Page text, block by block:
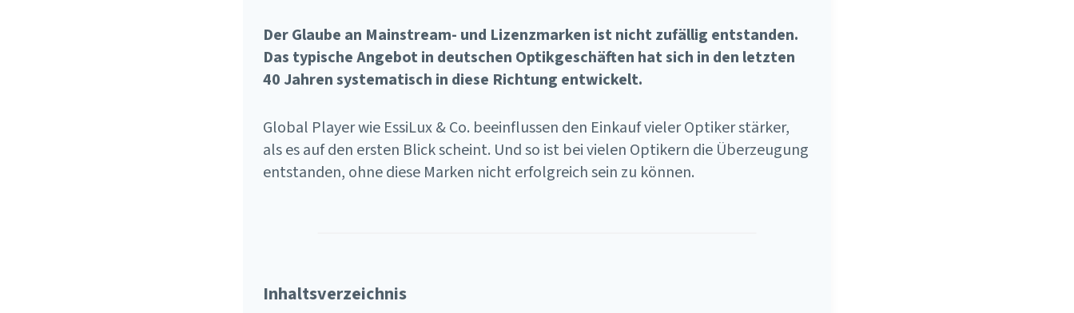
Der Glaube an Mainstream- und Lizenzmarken ist nicht zufällig entstanden.
Das typische Angebot in deutschen Optikgeschäften hat sich in den letzten
40 Jahren systematisch in diese Richtung entwickelt.
Global Player wie EssiLux & Co. beeinflussen den Einkauf vieler Optiker stärker,
als es auf den ersten Blick scheint. Und so ist bei vielen Optikern die Überzeugung
entstanden, ohne diese Marken nicht erfolgreich sein zu können.
Inhaltsverzeichnis